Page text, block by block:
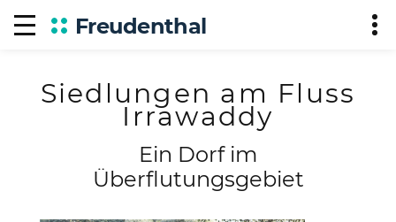
Freudenthal
Siedlungen am Fluss
Irrawaddy
Ein Dorf im
Überflutungsgebiet